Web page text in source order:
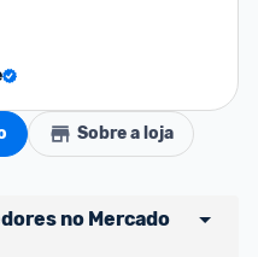
Sobre a loja
no Mercado